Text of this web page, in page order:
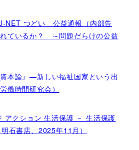
NET つどい 公益通報（内部告
ているか？ ～問題だらけの公益
資本論』―新しい福祉国家という出
働時間研究会）
アクション 生活保護 － 生活保護
石書店、2025年11月）